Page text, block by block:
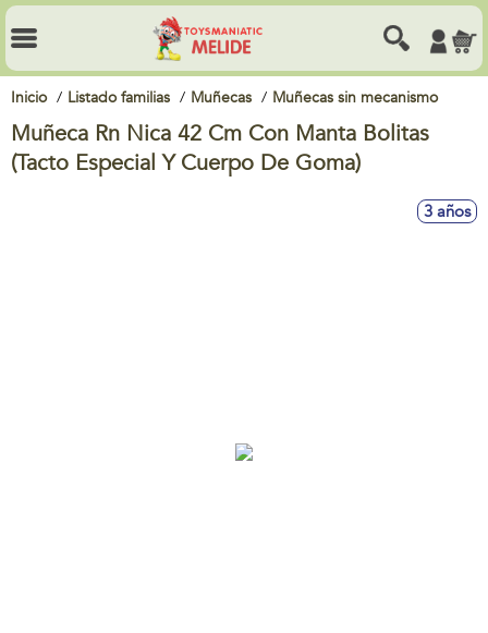
Inicio Listado familias Muñecas Muñecas sin mecanismo
Muñeca Rn Nica 42 Cm Con Manta Bolitas
(Tacto Especial Y Cuerpo De Goma)
3 años